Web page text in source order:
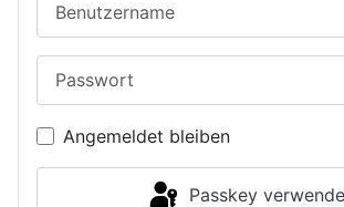
Angemeldet bleiben
Passkey